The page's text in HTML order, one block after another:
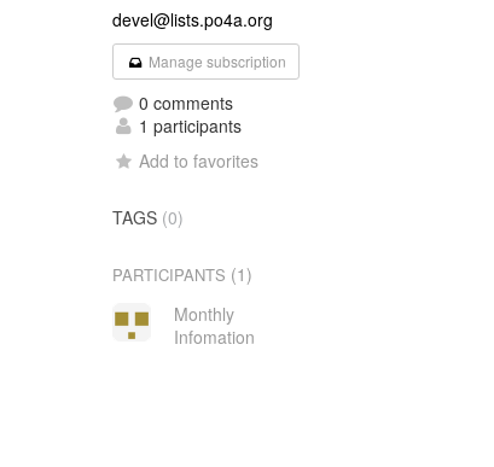
devel@lists.po4a.org
Manage subscription
0 comments
1 participants
Add to favorites
TAGS (0)
PARTICIPANTS (1)
Monthly
Infomation